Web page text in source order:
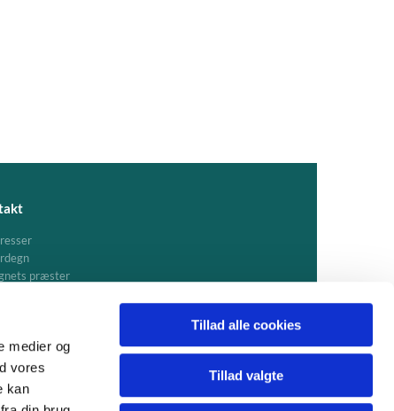
medier og
vores
kan
Tillad alle cookies
Tillad valgte
præster